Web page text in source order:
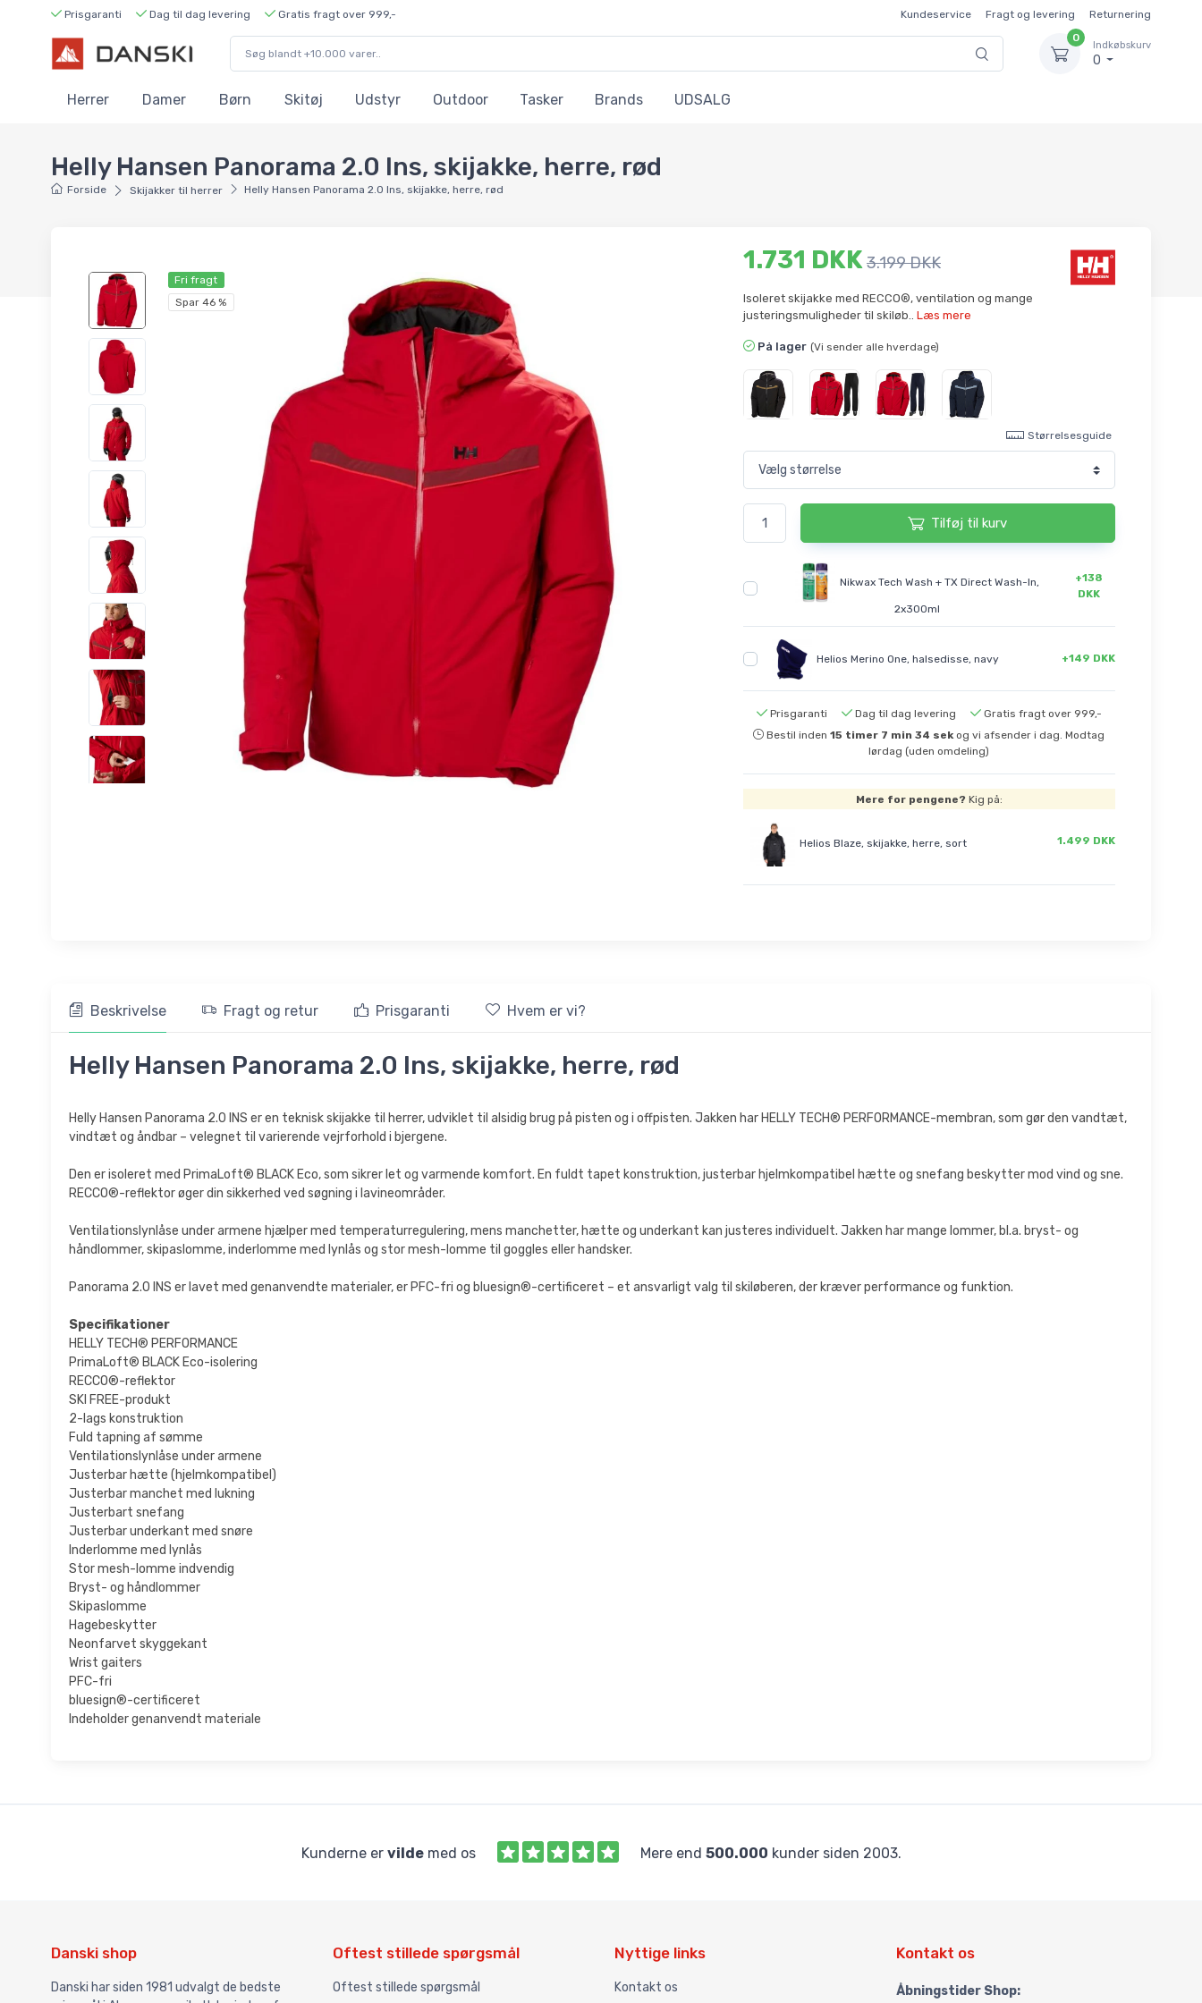
Prisgaranti Dag til dag levering Gratis fragt over 999,- Kundeservice Fragt og levering
Returnering
0
Indkøbskurv
0
Herrer Damer Børn Skitøj Udstyr Outdoor Tasker Brands UDSALG
Helly Hansen Panorama 2.0 Ins, skijakke, herre, rød
Forside Skijakker til herrer Helly Hansen Panorama 2.0 Ins, skijakke, herre, rød
Fri fragt
Spar 46 %
1.731 DKK3.199 DKK
Isoleret skijakke med RECCO®, ventilation og mange
justeringsmuligheder til skiløb.. Læs mere
På lager (Vi sender alle hverdage)
Størrelsesguide
Tilføj til kurv
Nikwax Tech Wash + TX Direct Wash-In,
2x300ml
+138
DKK
Helios Merino One, halsedisse, navy +149 DKK
Prisgaranti Dag til dag levering
Gratis fragt over 999,-
Bestil inden15 timer 7 min34 sekog vi afsender i dag. Modtag
lørdag (uden omdeling)
Mere for pengene? Kig på:
Helios Blaze, skijakke, herre, sort 1.499 DKK
Beskrivelse Fragt og retur Prisgaranti Hvem er vi?
Helly Hansen Panorama 2.0 Ins, skijakke, herre, rød
Helly Hansen Panorama 2.0 INS er en teknisk skijakke til herrer, udviklet til alsidig brug på pisten og i offpisten. Jakken har HELLY TECH® PERFORMANCE-membran, som gør den vandtæt,
vindtæt og åndbar – velegnet til varierende vejrforhold i bjergene.
Den er isoleret med PrimaLoft® BLACK Eco, som sikrer let og varmende komfort. En fuldt tapet konstruktion, justerbar hjelmkompatibel hætte og snefang beskytter mod vind og sne.
RECCO®-reflektor øger din sikkerhed ved søgning i lavineområder.
Ventilationslynlåse under armene hjælper med temperaturregulering, mens manchetter, hætte og underkant kan justeres individuelt. Jakken har mange lommer, bl.a. bryst- og
håndlommer, skipaslomme, inderlomme med lynlås og stor mesh-lomme til goggles eller handsker.
Panorama 2.0 INS er lavet med genanvendte materialer, er PFC-fri og bluesign®-certificeret – et ansvarligt valg til skiløberen, der kræver performance og funktion.
Specifikationer
HELLY TECH® PERFORMANCE
PrimaLoft® BLACK Eco-isolering
RECCO®-reflektor
SKI FREE-produkt
2-lags konstruktion
Fuld tapning af sømme
Ventilationslynlåse under armene
Justerbar hætte (hjelmkompatibel)
Justerbar manchet med lukning
Justerbart snefang
Justerbar underkant med snøre
Inderlomme med lynlås
Stor mesh-lomme indvendig
Bryst- og håndlommer
Skipaslomme
Hagebeskytter
Neonfarvet skyggekant
Wrist gaiters
PFC-fri
bluesign®-certificeret
Indeholder genanvendt materiale
Kunderne er vildemed os Mere end 500.000 kunder siden 2003.
Danski shop
Danski har siden 1981 udvalgt de bedste
Oftest stillede spørgsmål
Oftest stillede spørgsmål
Nyttige links
Kontakt os
Kontakt os
Åbningstider Shop: